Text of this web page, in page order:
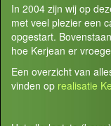
In 2004 zijn wij op
met veel plezier een
opgestart.
hoe Kerjean er
Een overzicht van
vinden op realisatie